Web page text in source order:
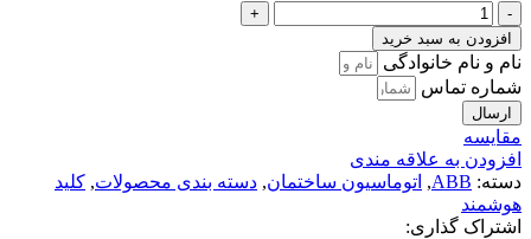
کلید
هوشمند
6
پل
مشکی
مات
-
ABB
عدد
افزودن به سبد خرید
نام و نام خانوادگی
شماره تماس
ارسال
مقايسه
افزودن به علاقه مندی
دسته: ABB
, اتوماسیون ساختمان, دسته بندی محصولات, کلید
هوشمند
اشتراک گذاری: